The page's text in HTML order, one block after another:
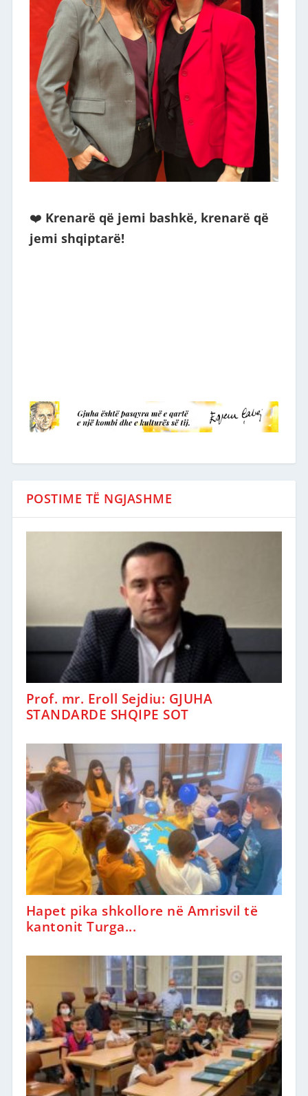
❤️ Krenarë që jemi bashkë, krenarë që
jemi shqiptarë!
POSTIME TË NGJASHME
Prof. mr. Eroll Sejdiu: GJUHA
STANDARDE SHQIPE SOT
Hapet pika shkollore në Amrisvil të
kantonit Turga...